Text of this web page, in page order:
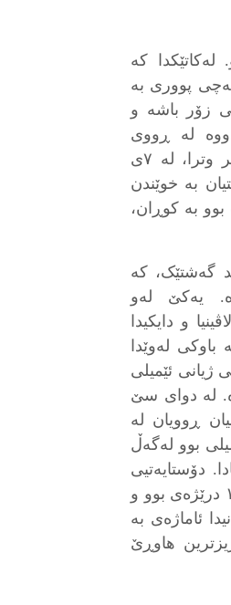
کە
پووری بە
زۆر باشە و
لە ڕووی
مۆسیقییەوە لەگەڵ شارەزاییەکەی لە ئامێری پیانۆدا. وەک پێشتر وترا، لە ٧ی
بە خوێندن
بوو بە کوڕان،
گەشتێک، کە
یەکێ لەو
لاڤینیا و دایکیدا
لەوێدا
ژیانی ئێمیلی
لە دوای سێ
ڕوویان لە
بوو لەگەڵ
دۆستایەتیی
ئەو و ئێمیلی، کە ڕەنگە ڕۆمانتیکیش بووبێت، ھەتاکوو ساڵی ١٨٨٢ درێژەی بوو و
ئاماژەی بە
ھاوڕێ